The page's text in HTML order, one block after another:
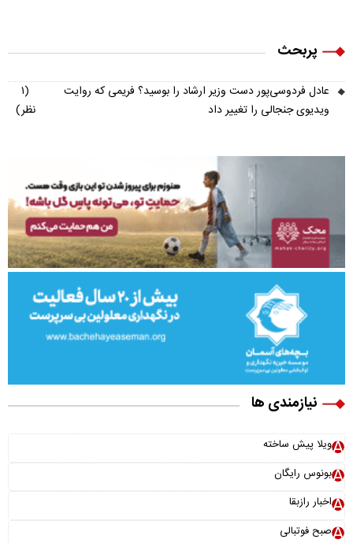
پربحث
عادل فردوسی‌پور دست وزیر ارشاد را بوسید؟ فریمی که روایت
ویدیوی جنجالی را تغییر داد
(۱
نظر)
نیازمندی ها
ویلا پیش ساخته
بونوس رایگان
اخبار رازبقا
صبح فوتبالی